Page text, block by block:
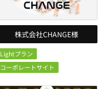
株式会社CHANGE様
Lightプラン
コーポレートサイト